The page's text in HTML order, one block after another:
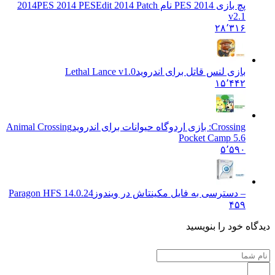
پچ بازی PES 2014 نام 2014
PES 2014 PESEdit 2014 Patch
۲۸٬۳۱۶
بازی لنس قاتل برای اندروید Lethal Lance v1.0
۱۵٬۴۴۲
Crossing: بازی اردوگاه حیوانات برای اندروید
Animal Crossing
Pocket Camp 5.6
– دسترسی به فایل مکینتاش در ویندوز Paragon HFS 14.0.24
خود را بنویسید